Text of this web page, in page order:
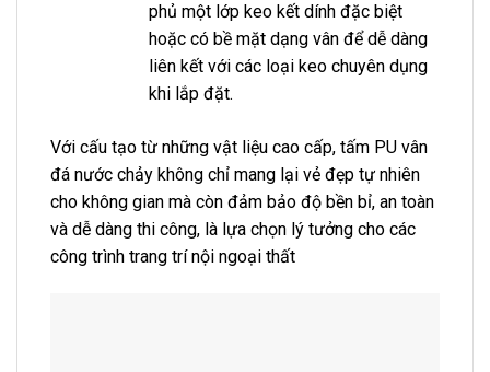
phủ một lớp keo kết dính đặc biệt
hoặc có bề mặt dạng vân để dễ dàng
liên kết với các loại keo chuyên dụng
khi lắp đặt.
Với cấu tạo từ những vật liệu cao cấp, tấm PU vân
đá nước chảy không chỉ mang lại vẻ đẹp tự nhiên
cho không gian mà còn đảm bảo độ bền bỉ, an toàn
và dễ dàng thi công, là lựa chọn lý tưởng cho các
công trình trang trí nội ngoại thất